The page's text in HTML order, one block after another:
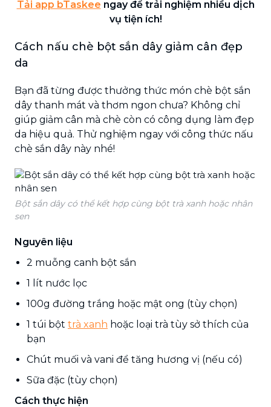
Tải app bTaskee ngay để trải nghiệm nhiều dịch
vụ tiện ích!
Cách nấu chè bột sắn dây giảm cân đẹp
da
Bạn đã từng được thưởng thức món chè bột sắn
dây thanh mát và thơm ngon chưa? Không chỉ
giúp giảm cân mà chè còn có công dụng làm đẹp
da hiệu quả. Thử nghiệm ngay với công thức nấu
chè sắn dây này nhé!
Bột sắn dây có thể kết hợp cùng bột trà xanh hoặc nhân
sen
Nguyên liệu
2 muỗng canh bột sắn
1 lít nước lọc
100g đường trắng hoặc mật ong (tùy chọn)
1 túi bột trà xanh hoặc loại trà tùy sở thích của
bạn
Chút muối và vani để tăng hương vị (nếu có)
Sữa đặc (tùy chọn)
Cách thực hiện